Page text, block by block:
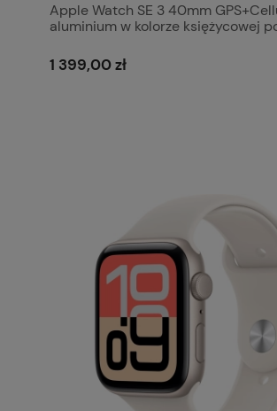
Apple Watch SE 3 40mm
aluminium w kolorze księżycowej
poświaty S/M MEP64MP/A
1 399,00 zł